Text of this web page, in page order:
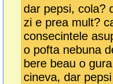
dar pepsi, cola?
zi e prea mult?
consecintele
o pofta nebuna
bere beau o
cineva, dar